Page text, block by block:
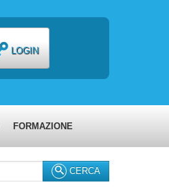
LOGIN
FORMAZIONE
CERCA